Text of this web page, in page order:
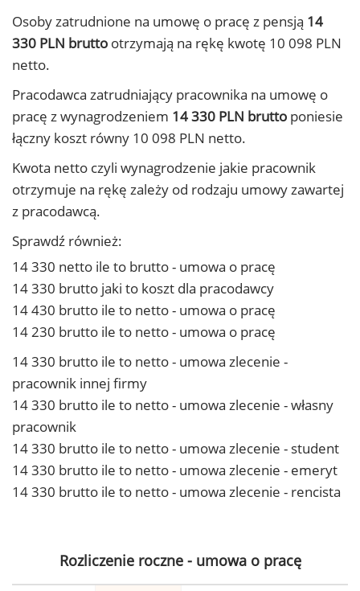
Osoby zatrudnione na umowę o pracę z pensją 14
330 PLN brutto otrzymają na rękę kwotę 10 098 PLN
netto.
Pracodawca zatrudniający pracownika na umowę o
pracę z wynagrodzeniem 14 330 PLN brutto poniesie
łączny koszt równy 10 098 PLN netto.
Kwota netto czyli wynagrodzenie jakie pracownik
otrzymuje na rękę zależy od rodzaju umowy zawartej
z pracodawcą.
Sprawdź również:
14 330 netto ile to brutto - umowa o pracę
14 330 brutto jaki to koszt dla pracodawcy
14 430 brutto ile to netto - umowa o pracę
14 230 brutto ile to netto - umowa o pracę
14 330 brutto ile to netto - umowa zlecenie -
pracownik innej firmy
14 330 brutto ile to netto - umowa zlecenie - własny
pracownik
14 330 brutto ile to netto - umowa zlecenie - student
14 330 brutto ile to netto - umowa zlecenie - emeryt
14 330 brutto ile to netto - umowa zlecenie - rencista
Rozliczenie roczne - umowa o pracę